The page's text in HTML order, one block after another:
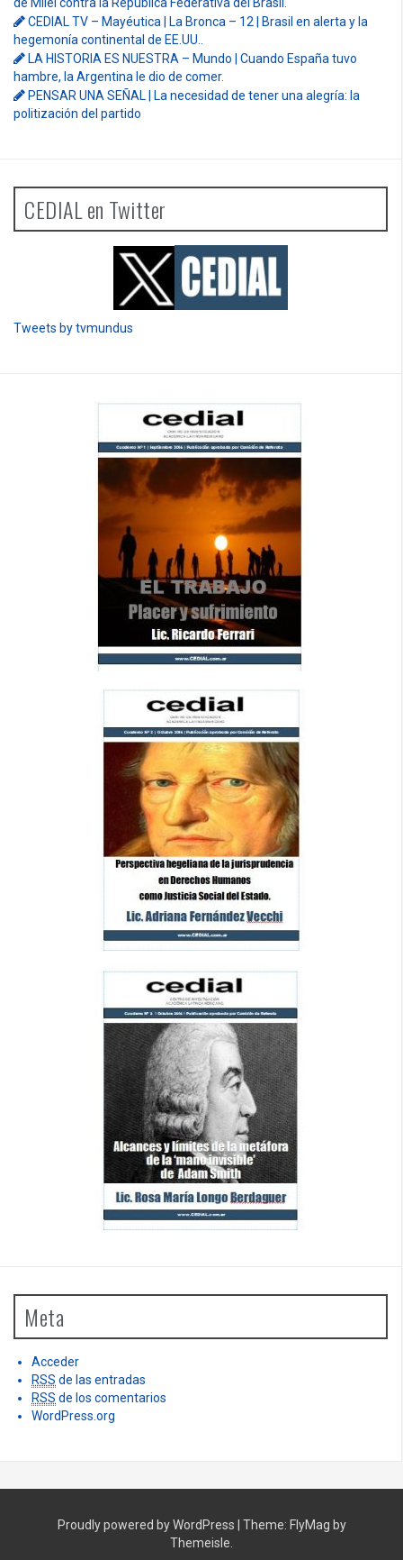
CEDIAL TV – Mayéutica | La Bronca – 12 | Brasil en alerta y la
hegemonía continental de EE.UU..
LA HISTORIA ES NUESTRA – Mundo | Cuando España tuvo
hambre, la Argentina le dio de comer.
PENSAR UNA SEÑAL | La necesidad de tener una alegría: la
politización del partido
CEDIAL en Twitter
Tweets by tvmundus
Meta
Acceder
RSS de las entradas
RSS de los comentarios
WordPress.org
Proudly powered by WordPress Theme: FlyMag by
Themeisle.